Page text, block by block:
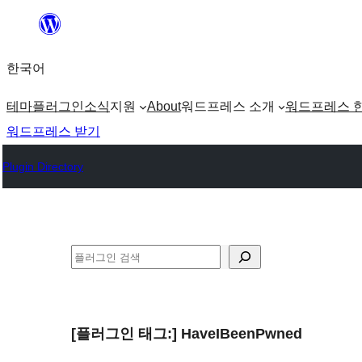
츠
로
가
한국어
테마플러그인소식지원 About워드프레스 소개 워드프레스
워드프레스 받기
Plugin Directory
검
[플러그인 태그:] HaveIBeenPwned